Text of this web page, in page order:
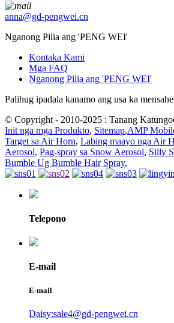
anna@gd-pengwei.cn
Nganong Pilia ang 'PENG WEI'
Kontaka Kami
Mga FAQ
Nganong Pilia ang 'PENG WEI'
Palihug ipadala kanamo ang usa ka mensahe
© Copyright - 2010-2025 : Tanang
Init nga mga Produkto, Sitemap,AMP
Target sa Air Horn, Labing maayo nga Air
Aerosol, Pag-spray sa Snow Aerosol, Silly
Bumble Ug Bumble Hair Spray,
Telepono
E-mail
E-mail
Daisy:sale4@gd-pengwei.cn